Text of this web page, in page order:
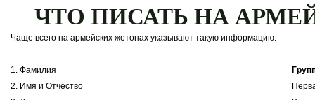
ЧТО ПИСАТЬ НА
Чаще всего на армейских жетонах указывают такую информацию:
1. Фамилия
2. Имя и Отчество